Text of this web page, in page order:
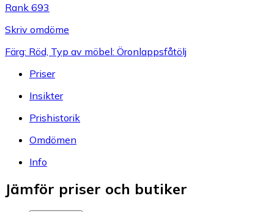
Rank 693
Skriv omdöme
Färg: Röd, Typ av möbel: Öronlappsfåtölj
Priser
Insikter
Prishistorik
Omdömen
Info
Jämför priser och butiker